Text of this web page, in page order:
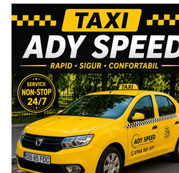
Înaltpreasfinția Sa va lansa, la finalul
volumele recent tipărite de Editura
Târgoviștei: „Voievozi de la
spiritualitate ortodoxă” și
Românești – promotor al misiunii
intermediul tiparului”, precum și
misionar-educativă dedicată tinerilor:
fundament al valorilor Evangheliei
„Credință și mărturisire în spațiul